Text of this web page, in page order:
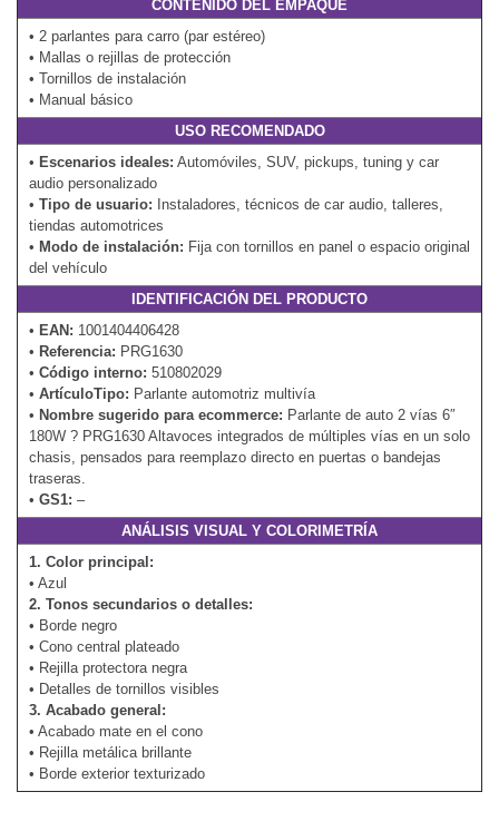
CONTENIDO DEL EMPAQUE
• 2 parlantes para carro (par estéreo)
• Mallas o rejillas de protección
• Tornillos de instalación
• Manual básico
USO RECOMENDADO
• Escenarios ideales: Automóviles, SUV, pickups, tuning y car
audio personalizado
• Tipo de usuario: Instaladores, técnicos de car audio, talleres,
tiendas automotrices
• Modo de instalación: Fija con tornillos en panel o espacio original
del vehículo
IDENTIFICACIÓN DEL PRODUCTO
• EAN: 1001404406428
• Referencia: PRG1630
• Código interno: 510802029
• ArtículoTipo: Parlante automotriz multivía
• Nombre sugerido para ecommerce: Parlante de auto 2 vías 6″
180W ? PRG1630 Altavoces integrados de múltiples vías en un solo
chasis, pensados para reemplazo directo en puertas o bandejas
traseras.
• GS1: –
ANÁLISIS VISUAL Y COLORIMETRÍA
1. Color principal:
• Azul
2. Tonos secundarios o detalles:
• Borde negro
• Cono central plateado
• Rejilla protectora negra
• Detalles de tornillos visibles
3. Acabado general:
• Acabado mate en el cono
• Rejilla metálica brillante
• Borde exterior texturizado